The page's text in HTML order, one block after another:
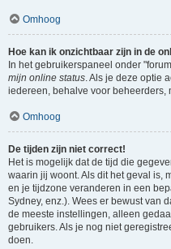
Omhoog
Hoe kan ik onzichtbaar zijn in de
In het gebruikerspaneel onder
mijn online status. Als je deze optie
iedereen, behalve voor beheerders,
Omhoog
De tijden zijn niet correct!
Het is mogelijk dat de tijd die
waarin jij woont. Als dit het geval is,
en je tijdzone veranderen in een
Sydney, enz.). Wees er bewust van
de meeste instellingen, alleen
gebruikers. Als je nog niet
doen.